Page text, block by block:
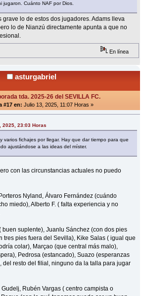
jugaron. Cuánto NAF por Dios.
lo de estos dos jugadores. Adams lleva
lo de Nianzú directamente apunta a que no
En línea
asturgabriel
tda. 2025-26 del SEVILLA FC.
#17 en: Julio 13, 2025, 11:07 Horas »
23:03 Horas
varios fichajes por llegar. Hay que dar tiempo para que
ajustándose a las ideas del míster.
con las circunstancias actuales no puedo
Nyland, Álvaro Fernández (cuándo
miedo), Alberto F. ( falta experiencia y no
buen suplente), Juanlu Sánchez (con dos pies
tres pies fuera del Sevilla), Kike Salas ( igual que
colar), Marçao (que central más malo),
Pedrosa (estancado), Suazo (esperanzas
del resto del filial, ninguno da la talla para jugar
Rubén Vargas ( centro campista o